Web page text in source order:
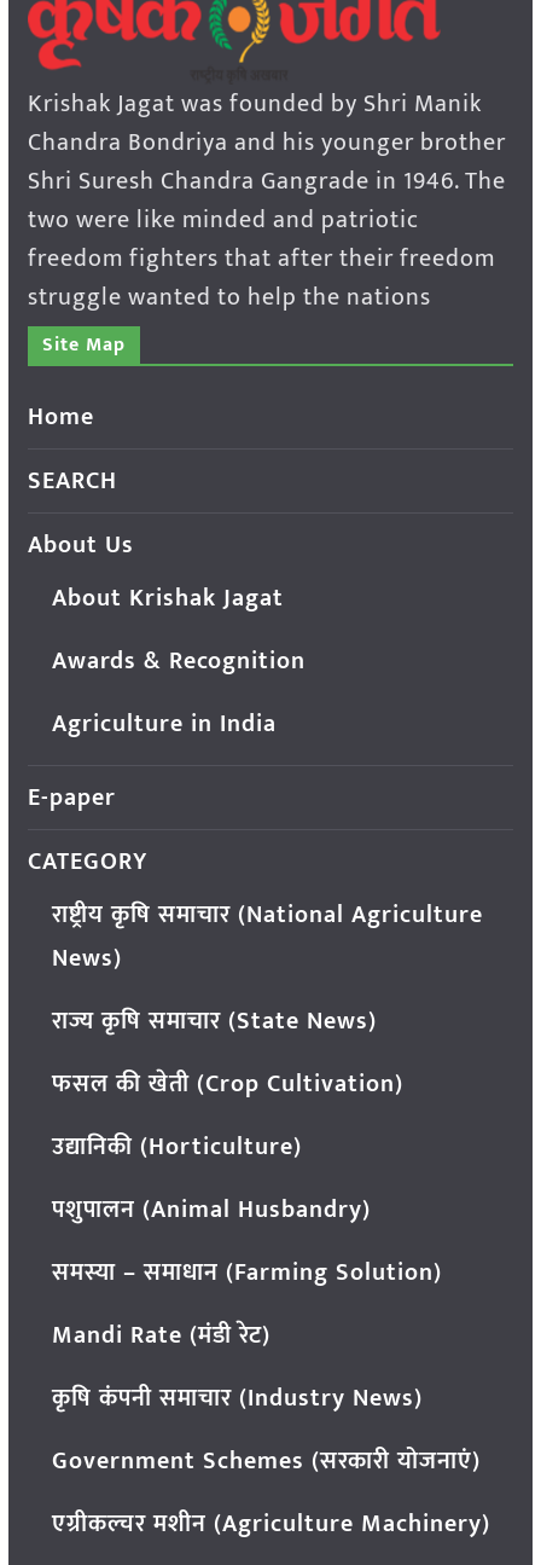
Krishak Jagat was founded by Shri Manik
Chandra Bondriya and his younger brother
Shri Suresh Chandra Gangrade in 1946. The
two were like minded and patriotic
freedom fighters that after their freedom
struggle wanted to help the nations
Site Map
Home
SEARCH
About Us
About Krishak Jagat
Awards & Recognition
Agriculture in India
E-paper
CATEGORY
राष्ट्रीय कृषि समाचार (National Agriculture
News)
राज्य कृषि समाचार (State News)
फसल की खेती (Crop Cultivation)
उद्यानिकी (Horticulture)
पशुपालन (Animal Husbandry)
समस्या – समाधान (Farming Solution)
Mandi Rate (मंडी रेट)
कृषि कंपनी समाचार (Industry News)
Government Schemes (सरकारी योजनाएं)
एग्रीकल्चर मशीन (Agriculture Machinery)